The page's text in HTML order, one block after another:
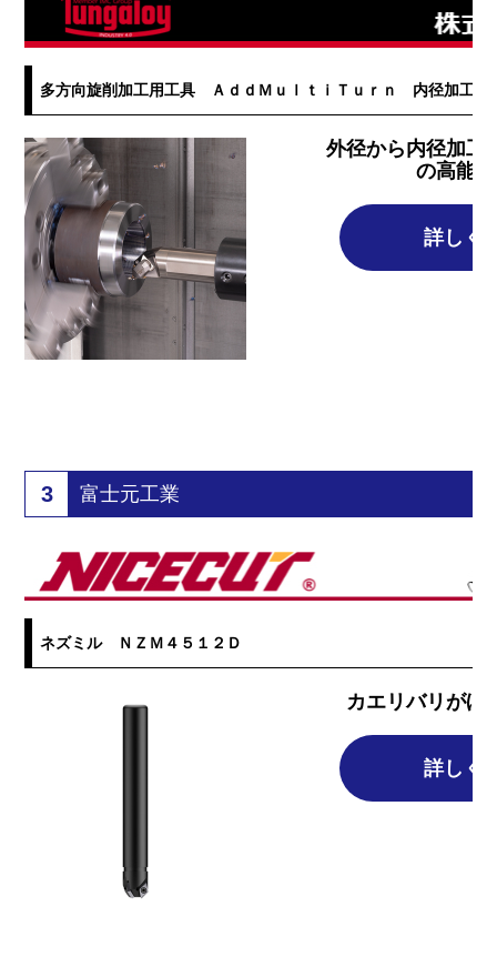
多方向旋削加工用工具 ＡｄｄＭｕｌｔｉＴｕｒｎ 内径加工用
外径から内径加工
の高能
詳しく
3 富士元工業
ネズミル ＮＺＭ４５１２Ｄ
カエリバリがほ
詳しく